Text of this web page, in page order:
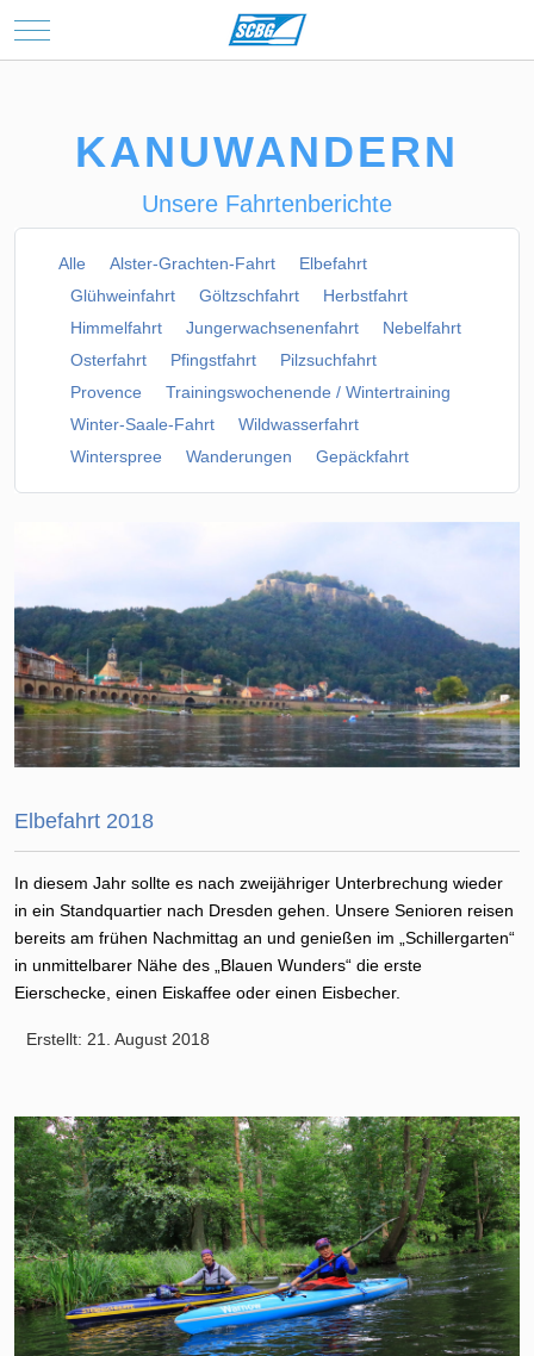
Mobile Menu Toggle
KANUWANDERN
Unsere Fahrtenberichte
Alle Alster-Grachten-Fahrt
Elbefahrt
Glühweinfahrt
Göltzschfahrt
Herbstfahrt
Himmelfahrt
Jungerwachsenenfahrt
Nebelfahrt
Osterfahrt
Pfingstfahrt
Pilzsuchfahrt
Provence
Trainingswochenende / Wintertraining
Winter-Saale-Fahrt
Wildwasserfahrt
Winterspree
Wanderungen Gepäckfahrt
Elbefahrt 2018
In diesem Jahr sollte es nach zweijähriger Unterbrechung wieder
in ein Standquartier nach Dresden gehen. Unsere Senioren reisen
bereits am frühen Nachmittag an und genießen im „Schillergarten“
in unmittelbarer Nähe des „Blauen Wunders“ die erste
Eierschecke, einen Eiskaffee oder einen Eisbecher.
Erstellt: 21. August 2018